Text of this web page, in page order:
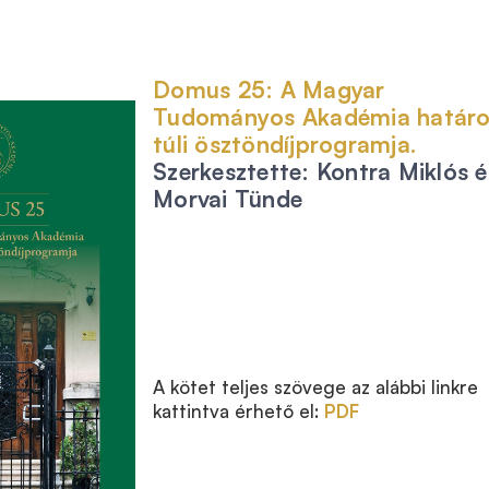
Domus 25: A Magyar
Tudományos Akadémia
túli ösztöndíjprogramja.
Szerkesztette: Kontra Miklós
Morvai Tünde
A kötet teljes szövege az alábbi linkre
kattintva érhető el: PDF